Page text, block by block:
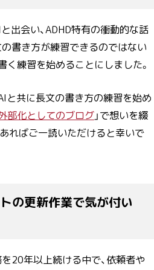
出会い、ADHD特有の衝動的な話
書き方が練習できるのではない
く練習を始めることにしました。
と共に長文の書き方の練習を始め
部化としてのブログ」で想いを綴
ればご一読いただけると幸いで
の更新作業で気が付い
20年以上続ける中で、依頼者や